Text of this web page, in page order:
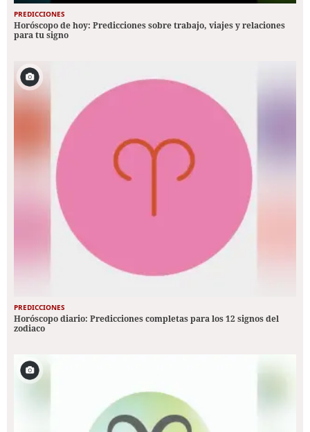
PREDICCIONES
Horóscopo de hoy: Predicciones sobre trabajo, viajes y relaciones
para tu signo
PREDICCIONES
Horóscopo diario: Predicciones completas para los 12 signos del
zodiaco